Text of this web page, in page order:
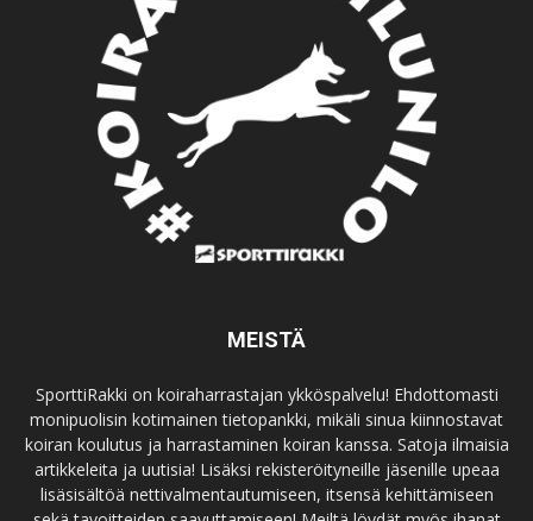
MEISTÄ
SporttiRakki on koiraharrastajan ykköspalvelu! Ehdottomasti
monipuolisin kotimainen tietopankki, mikäli sinua kiinnostavat
koiran koulutus ja harrastaminen koiran kanssa. Satoja ilmaisia
artikkeleita ja uutisia! Lisäksi rekisteröityneille jäsenille upeaa
lisäsisältöä nettivalmentautumiseen, itsensä kehittämiseen